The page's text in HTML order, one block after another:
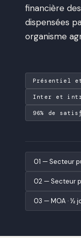
financière
dispensées
organisme
Présentiel
Inter et
96% de
01 — Secteur
02 — Secteur
03 — MOA · ½